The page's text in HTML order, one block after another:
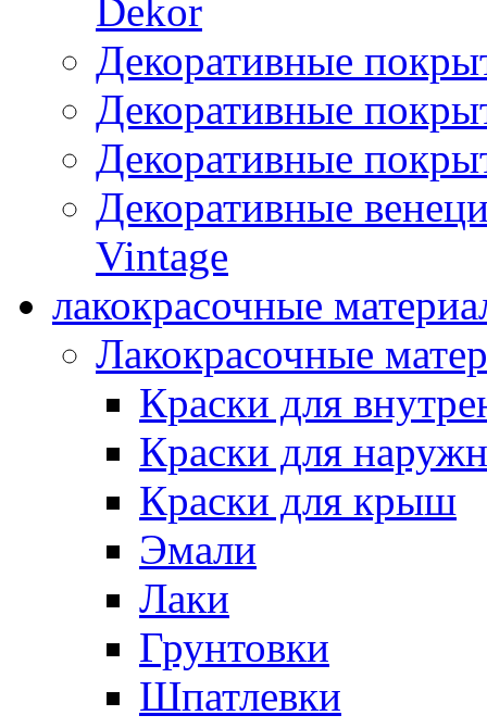
Dekor
Декоративные
Декоративные
Декоративные
Декоративные
Vintage
лакокрасочные
Лакокрасочные
Краски для
Краски для
Краски для крыш
Эмали
Лаки
Грунтовки
Шпатлевки